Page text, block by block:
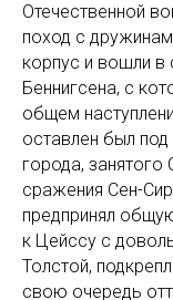
Отечественной
поход с
корпус и вошли в
Беннигсена, с
общем
оставлен был
города,
сражения Сен-
предпринял
к Цейссу с
Толстой,
свою очередь